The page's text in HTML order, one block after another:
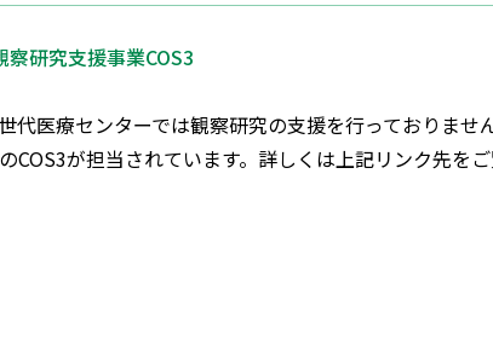
察研究支援事業COS3
代医療センターでは観察研究の支援を行っておりま
COS3が担当されています。詳しくは上記リンク先をご